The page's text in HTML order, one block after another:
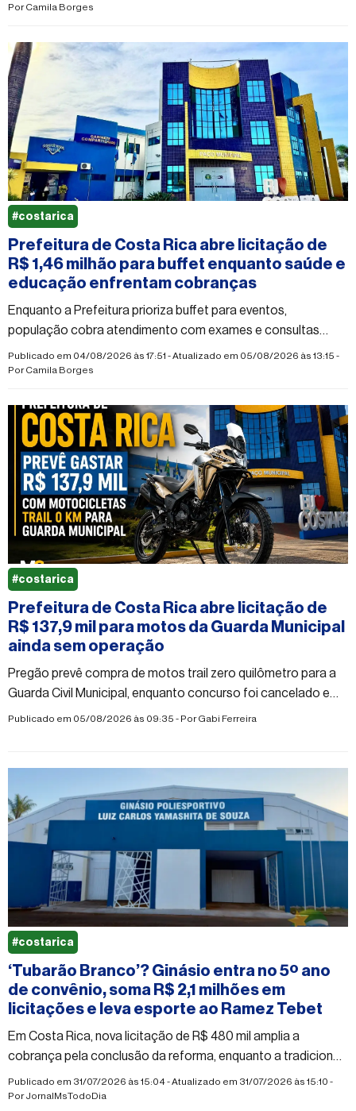
PorCamila Borges
Prefeitura de Costa Rica abre licitação de
R$ 1,46 milhão para buffet enquanto saúde e
educação enfrentam cobranças
Enquanto a Prefeitura prioriza buffet para eventos,
população cobra atendimento com exames e consultas
especializadas, melhorias nas escolas rurais
Publicado em 04/08/2026 às 17:51 - Atualizado em 05/08/2026 às 13:15 -
PorCamila Borges
#costarica
Prefeitura de Costa Rica abre licitação de
R$ 137,9 mil para motos da Guarda Municipal
ainda sem operação
Pregão prevê compra de motos trail zero quilômetro para a
Guarda Civil Municipal, enquanto concurso foi cancelado e
moradores questionam prioridades da administração pública
Publicado em 05/08/2026 às 09:35 - PorGabi Ferreira
#costarica
‘Tubarão Branco’? Ginásio entra no 5º ano
de convênio, soma R$ 2,1 milhões em
licitações e leva esporte ao Ramez Tebet
Em Costa Rica, nova licitação de R$ 480 mil amplia a
cobrança pela conclusão da reforma, enquanto a tradicional
Copa Rotary segue fora do calendário esportivo nos últimos
anos.
Publicado em 31/07/2026 às 15:04 - Atualizado em 31/07/2026 às 15:10 -
PorJornalMsTodoDia
#costarica